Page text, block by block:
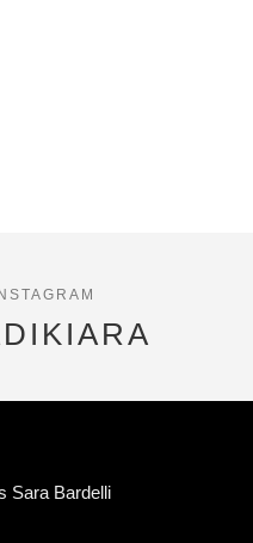
Sara Bardelli